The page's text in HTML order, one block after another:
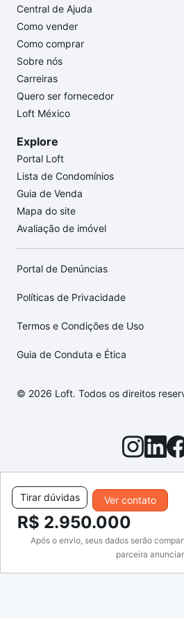
Ver contato
Tirar dúvidas
R$ 2.950.000
Após o envio, seus dados serão
parceira
Central de Ajuda
Como vender
Como comprar
Sobre nós
Carreiras
Quero ser fornecedor
Loft México
Explore
Portal Loft
Lista de Condomínios
Guia de Venda
Mapa do site
Avaliação de imóvel
Portal de Denúncias
Políticas de Privacidade
Termos e Condições de Uso
Guia de Conduta e Ética
© 2026 Loft. Todos os direitos